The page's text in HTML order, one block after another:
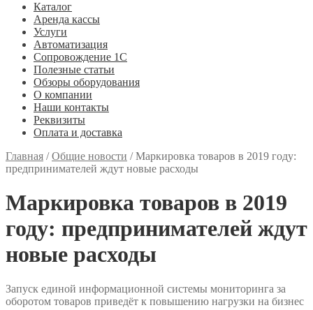
Каталог
Аренда кассы
Услуги
Автоматизация
Сопровождение 1С
Полезные статьи
Обзоры оборудования
О компании
Наши контакты
Реквизиты
Оплата и доставка
Главная /Общие новости /Маркировка товаров в 2019 году:
предпринимателей ждут новые расходы
Маркировка товаров в 2019
году: предпринимателей ждут
новые расходы
Запуск единой информационной системы мониторинга за
оборотом товаров приведёт к повышению нагрузки на бизнес